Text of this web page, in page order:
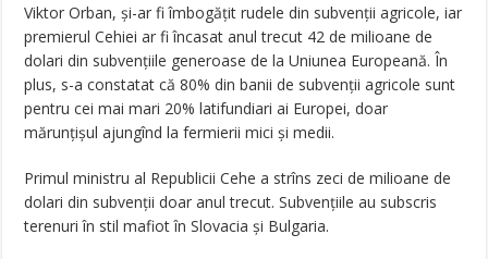
Viktor Orban, și-ar fi îmbogățit rudele din subvenții agricole, iar
premierul Cehiei ar fi încasat anul trecut 42 de milioane de
dolari din subvențiile generoase de la Uniunea Europeană. În
plus, s-a constatat că 80% din banii de subvenții agricole sunt
pentru cei mai mari 20% latifundiari ai Europei, doar
mărunțișul ajungînd la fermierii mici și medii.
Primul ministru al Republicii Cehe a strîns zeci de milioane de
dolari din subvenții doar anul trecut. Subvențiile au subscris
terenuri în stil mafiot în Slovacia și Bulgaria.